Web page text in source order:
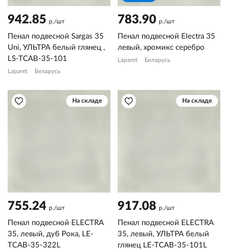
942.85 р./шт
Пенал подвесной Sargas 35
Uni, УЛЬТРА белый глянец ,
LS-TCAB-35-101
Laparet Беларусь
783.90 р./шт
Пенал подвесной Electra 35
левый, хромикс серебро
Laparet Беларусь
На складе
755.24 р./шт
Пенал подвесной ELECTRA
35, левый, дуб Рока, LE-
TCAB-35-322L
На складе
917.08 р./шт
Пенал подвесной ELECTRA
35, левый, УЛЬТРА белый
глянец LE-TCAB-35-101L